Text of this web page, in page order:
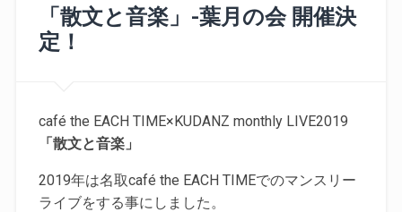
「散文と音楽」-葉月の会 開催決
定！
café the EACH TIME×KUDANZ monthly LIVE2019
「散文と音楽」
2019年は名取café the EACH TIMEでのマンスリー
ライブをする事にしました。